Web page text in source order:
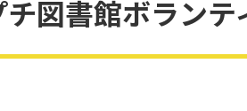
チ図書館ボラン